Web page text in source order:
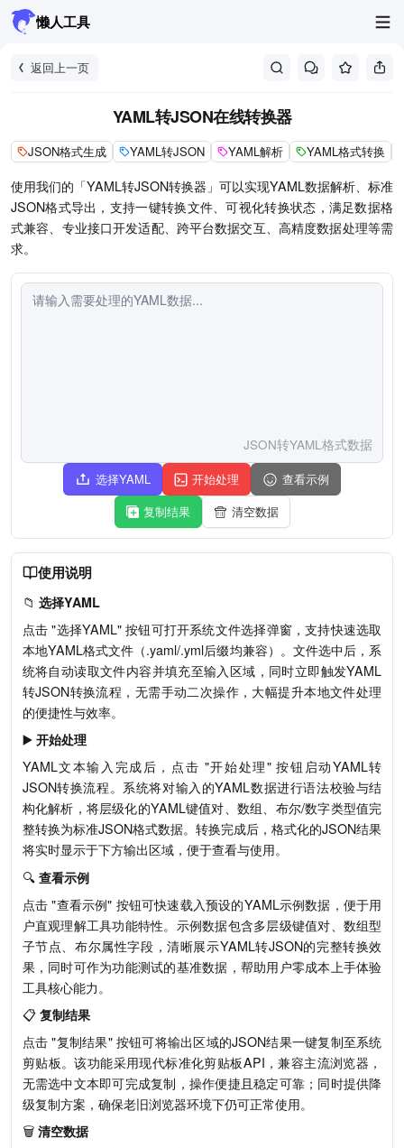
懒人工具
返回上一页
YAML转JSON在线转换器
JSON格式生成 YAML转JSON YAML解析 YAML格式转换
使用我们的「YAML转JSON转换器」可以实现YAML数据解析、标准
JSON格式导出，支持一键转换文件、可视化转换状态，满足数据格
式兼容、专业接口开发适配、跨平台数据交互、高精度数据处理等需
求。
JSON转YAML格式数据
选择YAML
开始处理
查看示例
复制结果
清空数据
使用说明
📁 选择YAML
点击 "选择YAML" 按钮可打开系统文件选择弹窗，支持快速选取
本地YAML格式文件（.yaml/.yml后缀均兼容）。文件选中后，系
统将自动读取文件内容并填充至输入区域，同时立即触发YAML
转JSON转换流程，无需手动二次操作，大幅提升本地文件处理
的便捷性与效率。
▶️ 开始处理
YAML文本输入完成后，点击 "开始处理" 按钮启动YAML转
JSON转换流程。系统将对输入的YAML数据进行语法校验与结
构化解析，将层级化的YAML键值对、数组、布尔/数字类型值完
整转换为标准JSON格式数据。转换完成后，格式化的JSON结果
将实时显示于下方输出区域，便于查看与使用。
🔍 查看示例
点击 "查看示例" 按钮可快速载入预设的YAML示例数据，便于用
户直观理解工具功能特性。示例数据包含多层级键值对、数组型
子节点、布尔属性字段，清晰展示YAML转JSON的完整转换效
果，同时可作为功能测试的基准数据，帮助用户零成本上手体验
工具核心能力。
📋 复制结果
点击 "复制结果" 按钮可将输出区域的JSON结果一键复制至系统
剪贴板。该功能采用现代标准化剪贴板API，兼容主流浏览器，
无需选中文本即可完成复制，操作便捷且稳定可靠；同时提供降
级复制方案，确保老旧浏览器环境下仍可正常使用。
🗑️ 清空数据